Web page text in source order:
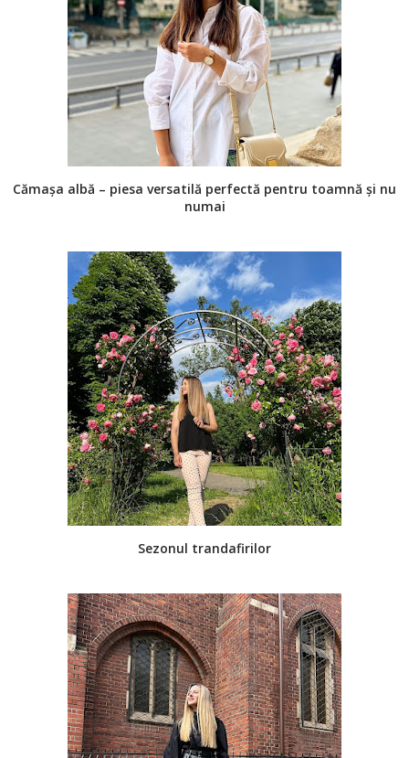
Cămașa albă – piesa versatilă perfectă pentru toamnă și nu
numai
Sezonul trandafirilor